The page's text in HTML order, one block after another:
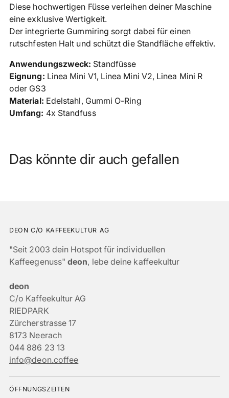
Diese hochwertigen Füsse verleihen deiner Maschine
eine exklusive Wertigkeit.
Der integrierte Gummiring sorgt dabei für einen
rutschfesten Halt und schützt die Standfläche effektiv.
Anwendungszweck: Standfüsse
Eignung: Linea Mini V1, Linea Mini V2, Linea Mini R
oder GS3
Material: Edelstahl, Gummi O-Ring
Umfang: 4x Standfuss
Das könnte dir auch gefallen
DEON C/O KAFFEEKULTUR AG
"Seit 2003 dein Hotspot für individuellen
Kaffeegenuss"deon, lebe deine kaffeekultur
deon
C/o Kaffeekultur AG
RIEDPARK
Zürcherstrasse 17
8173 Neerach
044 886 23 13
info@deon.coffee
ÖFFNUNGSZEITEN